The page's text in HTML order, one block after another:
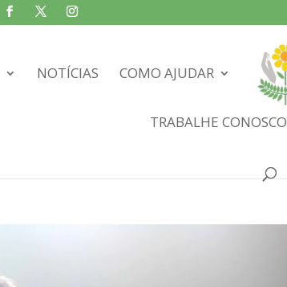
NOTÍCIAS COMO AJUDAR
TRABALHE CONOSCO